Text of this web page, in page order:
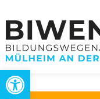
Open toolbar